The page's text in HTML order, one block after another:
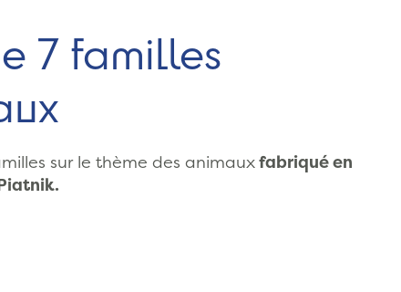
7 familles
sur le thème des animauxfabriqué en